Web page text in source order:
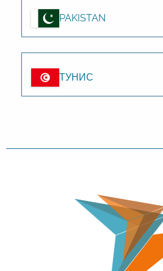
PAKISTAN
ТУНИС